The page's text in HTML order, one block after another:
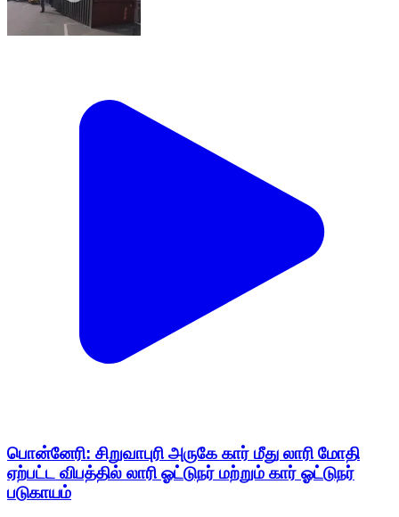
பொன்னேரி: சிறுவாபுரி அருகே கார் மீது லாரி மோதி
ஏற்பட்ட விபத்தில் லாரி ஓட்டுநர் மற்றும் கார் ஓட்டுநர்
படுகாயம்